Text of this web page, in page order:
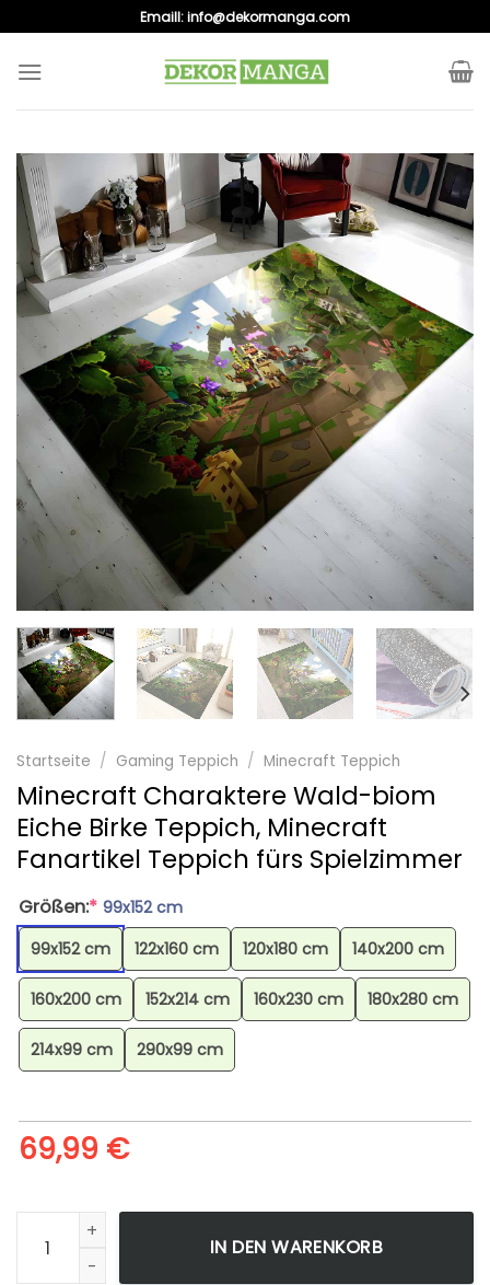
to
content
Emaill:info@dekormanga.com
Startseite / Gaming Teppich / Minecraft Teppich
Minecraft Charaktere Wald-biom
Eiche Birke Teppich, Minecraft
Fanartikel Teppich fürs Spielzimmer
Größen:* 99x152 cm
99x152 cm
122x160 cm 120x180 cm 140x200 cm
160x200 cm 152x214 cm 160x230 cm 180x280 cm
214x99 cm 290x99 cm
69,99 €
Minecraft Charaktere Wald-biom Eiche Birke Teppich,
IN DEN WARENKORB